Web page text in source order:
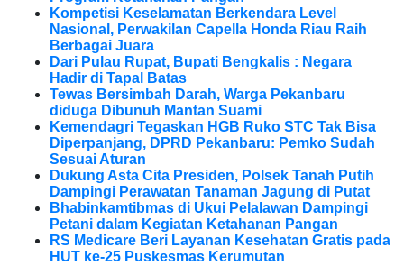
Kompetisi Keselamatan Berkendara Level
Nasional, Perwakilan Capella Honda Riau Raih
Berbagai Juara
Dari Pulau Rupat, Bupati Bengkalis : Negara
Hadir di Tapal Batas
Tewas Bersimbah Darah, Warga Pekanbaru
diduga Dibunuh Mantan Suami
Kemendagri Tegaskan HGB Ruko STC Tak Bisa
Diperpanjang, DPRD Pekanbaru: Pemko Sudah
Sesuai Aturan
Dukung Asta Cita Presiden, Polsek Tanah Putih
Dampingi Perawatan Tanaman Jagung di Putat
Bhabinkamtibmas di Ukui Pelalawan Dampingi
Petani dalam Kegiatan Ketahanan Pangan
RS Medicare Beri Layanan Kesehatan Gratis pada
HUT ke-25 Puskesmas Kerumutan